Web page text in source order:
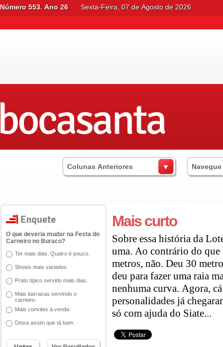
Número 553. Ano 26 Sexta-Feira, 07 de Agosto de 2026
Colunas Anteriores
O que deveria mudar na Festa do
Carneiro no Buraco?
Ter mais dias. Quatro é pouco.
Shows mais variados.
Prato típico servido mais dias.
Mais barracas servindo o
carneiro.
Mais convites à venda.
Deixa assim que tá bom.
Mais curto
Sobre essa história da
uma. Ao contrário do
metros, não. Deu 30
deu para fazer uma raia
nenhuma curva. Agora,
personalidades já
só com ajuda do Siate...